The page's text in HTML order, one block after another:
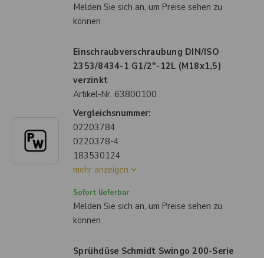
Melden Sie sich an, um Preise sehen zu
können
Einschraubverschraubung DIN/ISO
2353/8434-1 G1/2"-12L (M18x1,5)
verzinkt
Artikel-Nr. 63800100
Vergleichsnummer:
02203784
0220378-4
183530124
mehr anzeigen
Sofort lieferbar
Melden Sie sich an, um Preise sehen zu
können
Sprühdüse Schmidt Swingo 200-Serie